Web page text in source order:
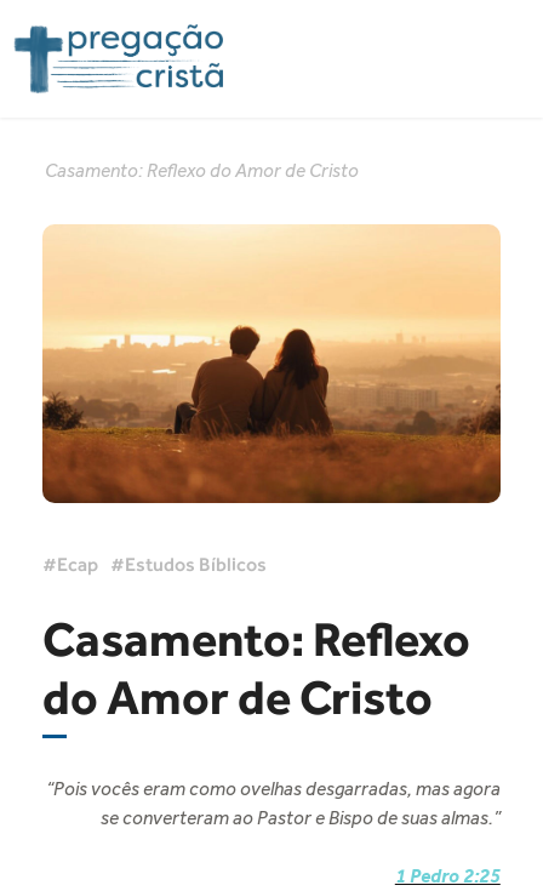
Casamento: Reflexo do Amor de Cristo
Ecap Estudos Bíblicos
Casamento: Reflexo
do Amor de Cristo
“Pois vocês eram como ovelhas desgarradas, mas agora
se converteram ao Pastor e Bispo de suas almas.”
1 Pedro 2:25